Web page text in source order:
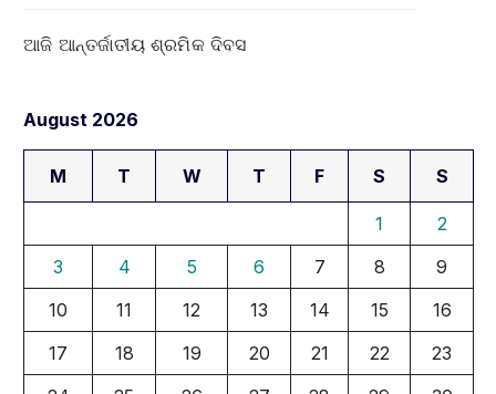
ଆଜି ଆନ୍ତର୍ଜାତୀୟ ଶ୍ରମିକ ଦିବସ
August 2026
M T W T F S S
1
2
3
4 5 6 7 8
9
10
11 12 13 14 15
16
17
18 19 20 21 22
23